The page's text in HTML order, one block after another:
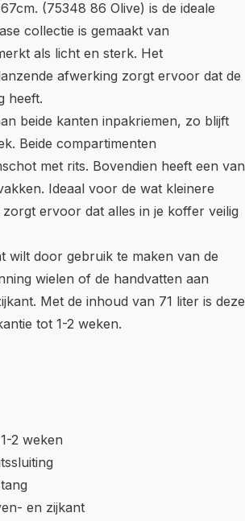
(75348 86 Olive) is de ideale
collectie is gemaakt van
als licht en sterk. Het
afwerking zorgt ervoor dat de
heeft.
beide kanten inpakriemen, zo blijft
Beide compartimenten
met rits. Bovendien heeft een van
Ideaal voor de wat kleinere
ervoor dat alles in je koffer veilig
wilt door gebruik te maken van de
wielen of de handvatten aan
Met de inhoud van 71 liter is deze
tot 1-2 weken.
2 weken
en zijkant